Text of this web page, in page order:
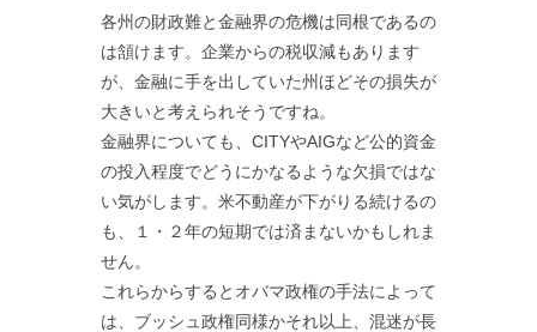
各州の財政難と金融界の危機は同根であるの
は頷けます。企業からの税収減もあります
が、金融に手を出していた州ほどその損失が
大きいと考えられそうですね。
金融界についても、CITYやAIGなど公的資金
の投入程度でどうにかなるような欠損ではな
い気がします。米不動産が下がりる続けるの
も、１・２年の短期では済まないかもしれま
せん。
これらからするとオバマ政権の手法によって
は、ブッシュ政権同様かそれ以上、混迷が長